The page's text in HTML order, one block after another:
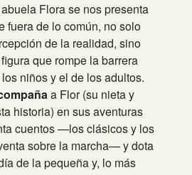
Flora se nos presenta
fuera de lo común, no solo
de la realidad, sino
que rompe la barrera
niños y el de los adultos.
a Flor (su nieta y
historia) en sus aventuras
cuentos —los clásicos y los
sobre la marcha— y dota
de la pequeña y, lo más